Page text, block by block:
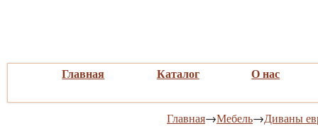
Главная Каталог О нас
Главная→Мебель→Диваны